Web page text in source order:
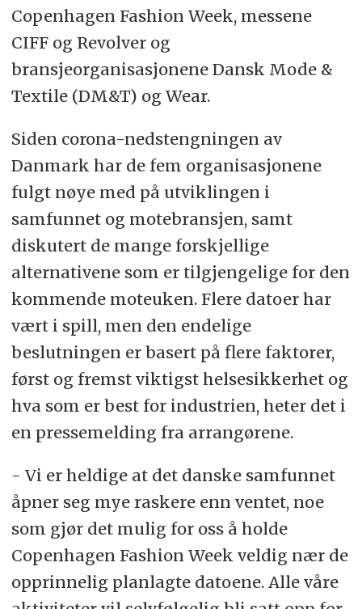
Copenhagen Fashion Week, messene
CIFF og Revolver og
bransjeorganisasjonene Dansk Mode &
Textile (DM&T) og Wear.
Siden corona-nedstengningen av
Danmark har de fem organisasjonene
fulgt nøye med på utviklingen i
samfunnet og motebransjen, samt
diskutert de mange forskjellige
alternativene som er tilgjengelige for den
kommende moteuken. Flere datoer har
vært i spill, men den endelige
beslutningen er basert på flere faktorer,
først og fremst viktigst helsesikkerhet og
hva som er best for industrien, heter det i
en pressemelding fra arrangørene.
- Vi er heldige at det danske samfunnet
åpner seg mye raskere enn ventet, noe
som gjør det mulig for oss å holde
Copenhagen Fashion Week veldig nær de
opprinnelig planlagte datoene. Alle våre